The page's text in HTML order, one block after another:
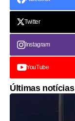
Twitter
Instagram
YouTube
Últimas notícias